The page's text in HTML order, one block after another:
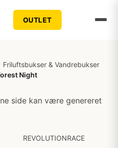
OUTLET
Friluftsbukser & Vandrebukser
Night
side kan være genereret
REVOLUTIONRACE